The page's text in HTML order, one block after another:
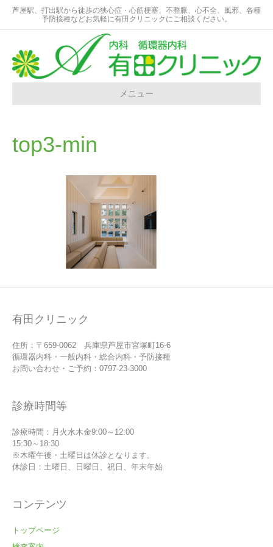
芦屋駅、打出駅から徒歩の狭心症・心筋梗塞、不整脈、心不全、風邪、各種
予防接種などお気軽に有田クリニックにご相談ください。
メニュー
top3-min
有田クリニック
住所：〒659-0062 兵庫県芦屋市宮塚町16-6
循環器内科・一般内科・総合内科・予防接種
お問い合わせ・ご予約：0797-23-3000
診療時間等
診療時間：月火水木金9:00～12:00
15:30～18:30
※木曜午後・土曜日は休診となります。
休診日：土曜日、日曜日、祝日、年末年始
コンテンツ
トップページ